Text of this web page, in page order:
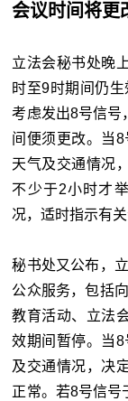
会议时间将更
立法会秘书处晚
时至9时期间仍
考虑发出8号信号
间便须更改。当
天气及交通情况
不少于2小时才
况，适时指示有
秘书处又公布，
公众服务，包括
教育活动、立法
效期间暂停。当
及交通情况，决
正常。若8号信号